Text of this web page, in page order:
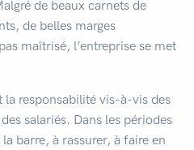
de beaux carnets de
de belles marges
maîtrisé, l’entreprise se met
la responsabilité vis-à-vis des
salariés. Dans les périodes
barre, à rassurer, à faire en